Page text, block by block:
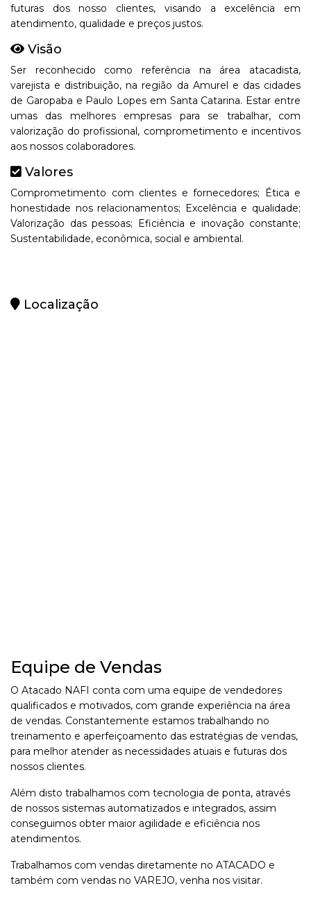
futuras dos nosso clientes, visando a excelência em
atendimento, qualidade e preços justos.
Visão
Ser reconhecido como referência na área atacadista,
varejista e distribuição, na região da Amurel e das cidades
de Garopaba e Paulo Lopes em Santa Catarina. Estar entre
umas das melhores empresas para se trabalhar, com
valorização do profissional, comprometimento e incentivos
aos nossos colaboradores.
Valores
Comprometimento com clientes e fornecedores; Ética e
honestidade nos relacionamentos; Excelência e qualidade;
Valorização das pessoas; Eficiência e inovação constante;
Sustentabilidade, econômica, social e ambiental.
Localização
Equipe de Vendas
O Atacado NAFI conta com uma equipe de vendedores
qualificados e motivados, com grande experiência na área
de vendas. Constantemente estamos trabalhando no
treinamento e aperfeiçoamento das estratégias de vendas,
para melhor atender as necessidades atuais e futuras dos
nossos clientes.
Além disto trabalhamos com tecnologia de ponta, através
de nossos sistemas automatizados e integrados, assim
conseguimos obter maior agilidade e eficiência nos
atendimentos.
Trabalhamos com vendas diretamente no ATACADO e
também com vendas no VAREJO, venha nos visitar.